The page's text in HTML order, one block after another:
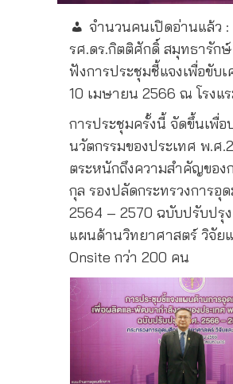
จำนวนคนเปิดอ่านแล้ว :
รศ.ดร.กิตติศักดิ์ สมุทธารัก
ฟังการประชุมชี้แจงเพื่อขั
10 เมษายน 2566 ณ โรงแ
การประชุมครั้งนี้ จัดขึ้นเพื่
นวัตกรรมของประเทศ พ.ศ
ตระหนักถึงความสำคัญของ
กุล รองปลัดกระทรวงการ
2564 – 2570 ฉบับปรับปรุ
แผนด้านวิทยาศาสตร์ วิจัย
Onsite กว่า 200 คน